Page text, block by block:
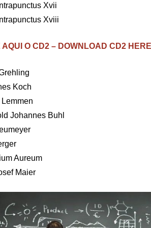
Xvii
Xviii
AQUI O CD2 – DOWNLOAD CD2 HERE
Koch
Johannes Buhl
Aureum
Maier